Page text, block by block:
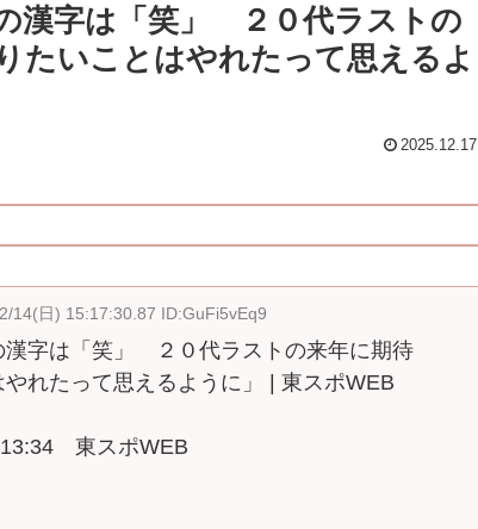
漢字は「笑」 ２０代ラストの
たいことはやれたって思えるよ
2025.12.17
14(日) 15:17:30.87 ID:GuFi5vEq9
字は「笑」 ２０代ラストの来年に期待
やれたって思えるように」 | 東スポWEB
東スポWEB